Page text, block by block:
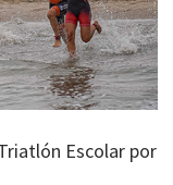
Escolar por